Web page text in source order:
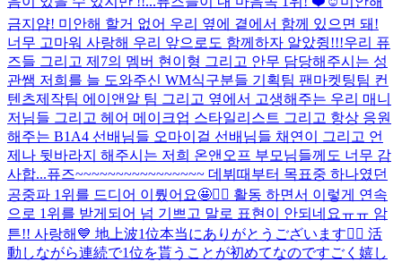
금지얌! 미안해 할거 없어 우리 옆에 곁에서 함께 있으면 돼!
너무 고마워 사랑해 우리 앞으로도 함께하자 알았쥥!!!우리 퓨
즈들 그리고 제7의 멤버 현이형 그리고 안무 담당해주시는 성
관쌤 저희를 늘 도와주신 WM식구분들 기획팀 팬마켓팅팀 컨
텐츠제작팀 에이앤알 팀 그리고 옆에서 고생해주는 우리 매니
저님들 그리고 헤어 메이크업 스타일리스트 그리고 항상 응원
해주는 B1A4 선배님들 오마이걸 선배님들 채연이 그리고 언
제나 뒷바라지 해주시는 저희 온앤오프 부모님들께도 너무 감
사합...퓨즈~~~~~~~~~~~~~~~~ 데뷔때부터 목표중 하나였던
공중파 1위를 드디어 이뤘어요🤩❤️‍🔥 활동 하면서 이렇게 연속
으로 1위를 받게되어 넘 기쁘고 말로 표현이 안되네요ㅠㅠ 암
튼!! 사랑해💙 地上波1位本当にありがとうございます❤️‍🔥 活
動しながら連続で1位を貰うことが初めてなのですごく嬉し